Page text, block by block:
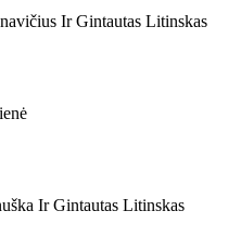
Ir Gintautas Litinskas
Ir Gintautas Litinskas